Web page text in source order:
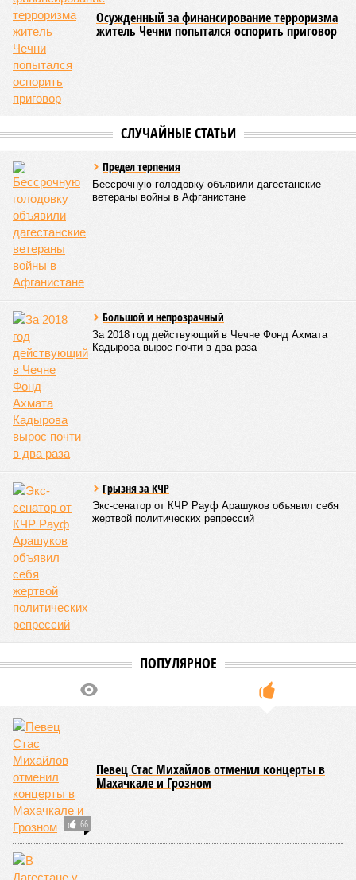
Осужденный за финансирование терроризма
житель Чечни попытался оспорить приговор
СЛУЧАЙНЫЕ СТАТЬИ
Предел терпения
Бессрочную голодовку объявили дагестанские
ветераны войны в Афганистане
Большой и непрозрачный
За 2018 год действующий в Чечне Фонд Ахмата
Кадырова вырос почти в два раза
Грызня за КЧР
Экс-сенатор от КЧР Рауф Арашуков объявил себя
жертвой политических репрессий
ПОПУЛЯРНОЕ
66
Певец Стас Михайлов отменил концерты в
Махачкале и Грозном